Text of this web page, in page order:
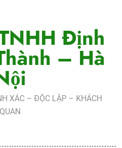
Định
– Hà
XÁC – ĐỘC LẬP – KHÁCH
QUAN